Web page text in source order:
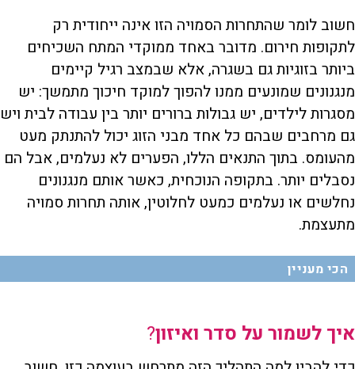
חשוב לומר שהתחרות הסמויה הזו אינה ייחודית רק
לתקופות חירום. מדובר באחד ממוקדי המתח השכיחים
ביותר בזוגיות גם בשגרה, אלא שבמצב רגיל קיימים
מנגנונים שמונעים ממנו להפוך למוקד חיכוך מתמשך: יש
מסגרות לילדים, יש גבולות ברורים יותר בין עבודה לבית ויש
גם מרחבים שבהם כל אחד מבני הזוג יכול להתנתק מעט
מהעומס. בתוך התנאים הללו, הפערים לא נעלמים, אבל הם
נסבלים יותר. בתקופה הנוכחית, כאשר אותם מנגנונים
נחלשים או נעלמים כמעט לחלוטין, אותה תחרות סמויה
מתעצמת.
הכי מעניין
איך לשמור על סדר ואיזון?